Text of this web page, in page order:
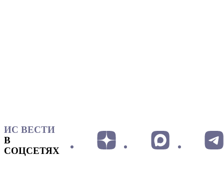
ИС ВЕСТИ
В
СОЦСЕТЯХ